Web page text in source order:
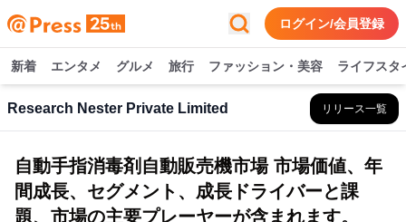
ログイン/会員登録
新着 エンタメ グルメ 旅行 ファッション・美容 ライフスタ
Research Nester Private Limited リリース一覧
自動手指消毒剤自動販売機市場 市場価値、年
間成長、セグメント、成長ドライバーと課
題、市場の主要プレーヤーが含まれます。